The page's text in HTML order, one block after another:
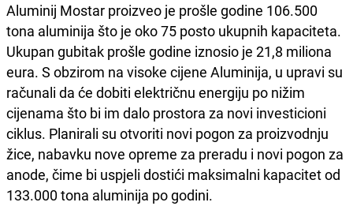
Aluminij Mostar proizveo je prošle godine 106.500
tona aluminija što je oko 75 posto ukupnih kapaciteta.
Ukupan gubitak prošle godine iznosio je 21,8 miliona
eura. S obzirom na visoke cijene Aluminija, u upravi su
računali da će dobiti električnu energiju po nižim
cijenama što bi im dalo prostora za novi investicioni
ciklus. Planirali su otvoriti novi pogon za proizvodnju
žice, nabavku nove opreme za preradu i novi pogon za
anode, čime bi uspjeli dostići maksimalni kapacitet od
133.000 tona aluminija po godini.